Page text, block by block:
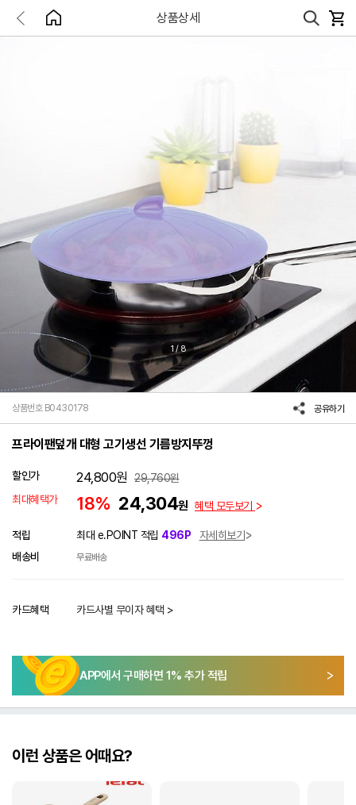
상품상세
1 / 8
상품번호 B0430178 공유하기
프라이팬덮개 대형 고기생선 기름방지뚜껑
할인가 24,800원 29,760원
최대혜택가
18% 24,304원 혜택 모두보기
적립 최대 e.POINT 적립 496P
자세히보기
배송비
무료배송
카드혜택 카드사별 무이자 혜택 >
APP에서 구매하면 1% 추가 적립
이런 상품은 어때요?